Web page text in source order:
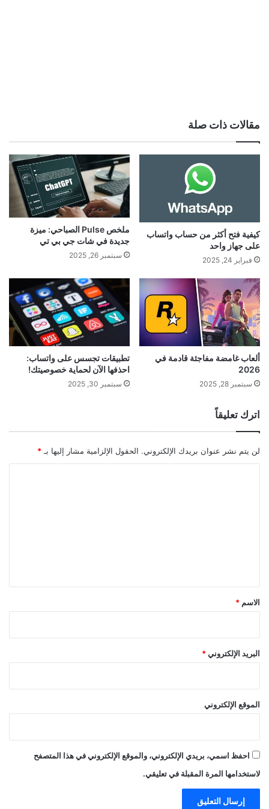
مقالات ذات صلة
كيفية فتح أكثر من حساب واتساب
على جهاز واحد
فبراير 24, 2025
ملخص Pulse الصباحي: ميزة
جديدة في شات جي بي تي
سبتمبر 26, 2025
ألعاب غامضة مفاجئة قادمة في
2026
سبتمبر 28, 2025
تطبيقات تجسس على واتساب:
احذفها الآن لحماية خصوصيتك!
سبتمبر 30, 2025
اترك تعليقاً
لن يتم نشر عنوان بريدك الإلكتروني. الحقول الإلزامية مشار إليها بـ *
*
الاسم *
البريد الإلكتروني *
الموقع الإلكتروني
احفظ اسمي، بريدي الإلكتروني، والموقع الإلكتروني في هذا المتصفح
لاستخدامها المرة المقبلة في تعليقي.